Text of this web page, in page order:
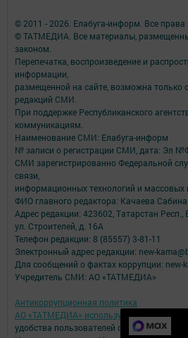
© 2011 - 2026. Елабуга-информ. Все
© ТАТМЕДИА. Все материалы,
законом.
Перепечатка, воспроизведение и
информации,
размещенной на сайте, возможна только
редакций СМИ.
При поддержке Республиканского
коммуникациям.
Наименование СМИ: Елабуга-информ
№ записи о регистрации СМИ, дата: Эл
СМИ зарегистрированно Федеральной
связи,
информационных технологий и массовых
ФИО главного редактора: Качаева
Адрес редакции: 423602, Татарстан Респ.,
ул. Строителей, д. 16А
Телефон редакции: 8 (85557) 3-81-11
Электронный адрес редакции: new-
Для сообщений о фактах коррупции: new-
Учредитель СМИ: АО «ТАТМЕДИА»
Антикоррупционная политика
АО «ТАТМЕДИА» использует «cookie»для
удобства пользователей сайтом.